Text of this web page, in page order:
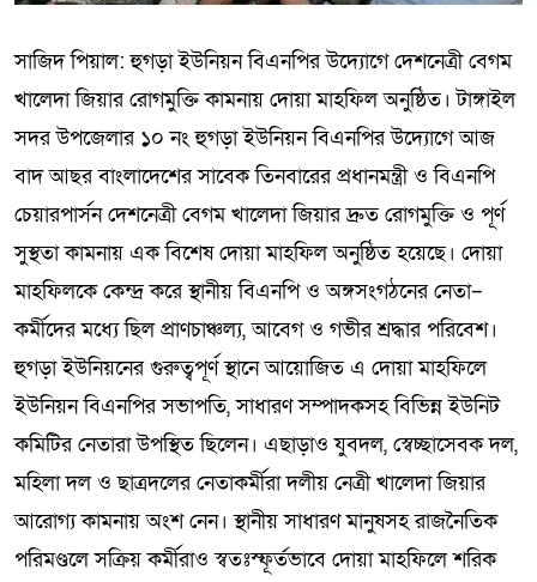
সাজিদ পিয়াল: হুগড়া ইউনিয়ন বিএনপির উদ্যোগে দেশনেত্রী বেগম
খালেদা জিয়ার রোগমুক্তি কামনায় দোয়া মাহফিল অনুষ্ঠিত। টাঙ্গাইল
সদর উপজেলার ১০ নং হুগড়া ইউনিয়ন বিএনপির উদ্যোগে আজ
বাদ আছর বাংলাদেশের সাবেক তিনবারের প্রধানমন্ত্রী ও বিএনপি
চেয়ারপার্সন দেশনেত্রী বেগম খালেদা জিয়ার দ্রুত রোগমুক্তি ও পূর্ণ
সুস্থতা কামনায় এক বিশেষ দোয়া মাহফিল অনুষ্ঠিত হয়েছে। দোয়া
মাহফিলকে কেন্দ্র করে স্থানীয় বিএনপি ও অঙ্গসংগঠনের নেতা–
কর্মীদের মধ্যে ছিল প্রাণচাঞ্চল্য, আবেগ ও গভীর শ্রদ্ধার পরিবেশ।
হুগড়া ইউনিয়নের গুরুত্বপূর্ণ স্থানে আয়োজিত এ দোয়া মাহফিলে
ইউনিয়ন বিএনপির সভাপতি, সাধারণ সম্পাদকসহ বিভিন্ন ইউনিট
কমিটির নেতারা উপস্থিত ছিলেন। এছাড়াও যুবদল, স্বেচ্ছাসেবক দল,
মহিলা দল ও ছাত্রদলের নেতাকর্মীরা দলীয় নেত্রী খালেদা জিয়ার
আরোগ্য কামনায় অংশ নেন। স্থানীয় সাধারণ মানুষসহ রাজনৈতিক
পরিমণ্ডলে সক্রিয় কর্মীরাও স্বতঃস্ফূর্তভাবে দোয়া মাহফিলে শরিক